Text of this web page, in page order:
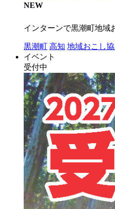
NEW
インターンで黒潮町地域
黒潮町 高知 地域おこし
イベント
受付中